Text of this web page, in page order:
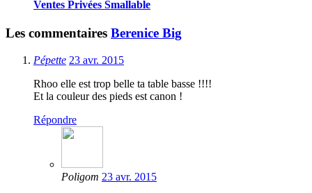
Ventes Privées Smallable
Les commentaires Berenice Big
Pépette 23 avr. 2015
Rhoo elle est trop belle ta table basse !!!!
Et la couleur des pieds est canon !
Répondre
Poligom 23 avr. 2015